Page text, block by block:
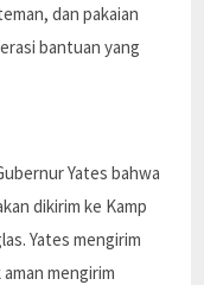
dan pakaian
bantuan yang
Yates bahwa
dikirim ke Kamp
Yates mengirim
mengirim